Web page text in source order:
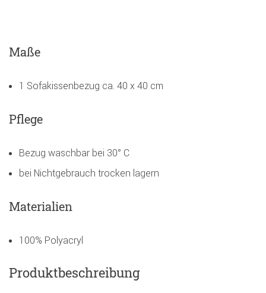
Maße
1 Sofakissenbezug ca. 40 x 40 cm
Pflege
Bezug waschbar bei 30° C
bei Nichtgebrauch trocken lagern
Materialien
100% Polyacryl
Produktbeschreibung